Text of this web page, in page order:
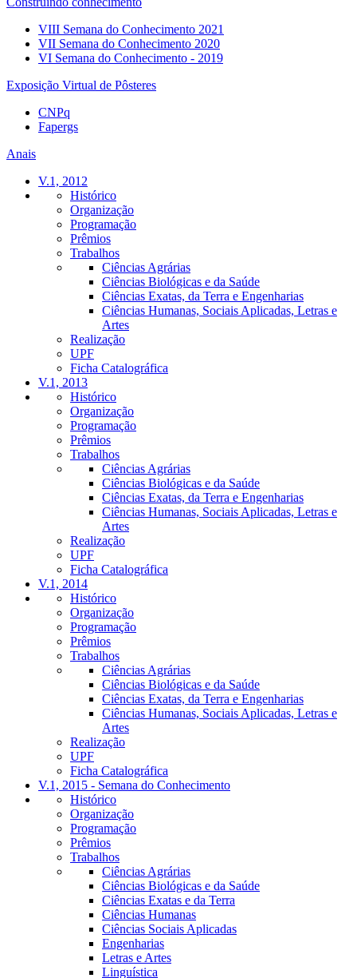
VIII Semana do Conhecimento 2021
VII Semana do Conhecimento 2020
VI Semana do Conhecimento - 2019
Exposição Virtual de Pôsteres
CNPq
Fapergs
Anais
V.1, 2012
Histórico
Organização
Programação
Prêmios
Trabalhos
Ciências Agrárias
Ciências Biológicas e da Saúde
Ciências Exatas, da Terra e Engenharias
Ciências Humanas, Sociais Aplicadas, Letras e
Artes
Realização
UPF
Ficha Catalográfica
V.1, 2013
Histórico
Organização
Programação
Prêmios
Trabalhos
Ciências Agrárias
Ciências Biológicas e da Saúde
Ciências Exatas, da Terra e Engenharias
Ciências Humanas, Sociais Aplicadas, Letras e
Artes
Realização
UPF
Ficha Catalográfica
V.1, 2014
Histórico
Organização
Programação
Prêmios
Trabalhos
Ciências Agrárias
Ciências Biológicas e da Saúde
Ciências Exatas, da Terra e Engenharias
Ciências Humanas, Sociais Aplicadas, Letras e
Artes
Realização
UPF
Ficha Catalográfica
V.1, 2015 - Semana do Conhecimento
Histórico
Organização
Programação
Prêmios
Trabalhos
Ciências Agrárias
Ciências Biológicas e da Saúde
Ciências Exatas e da Terra
Ciências Humanas
Ciências Sociais Aplicadas
Engenharias
Letras e Artes
Linguística